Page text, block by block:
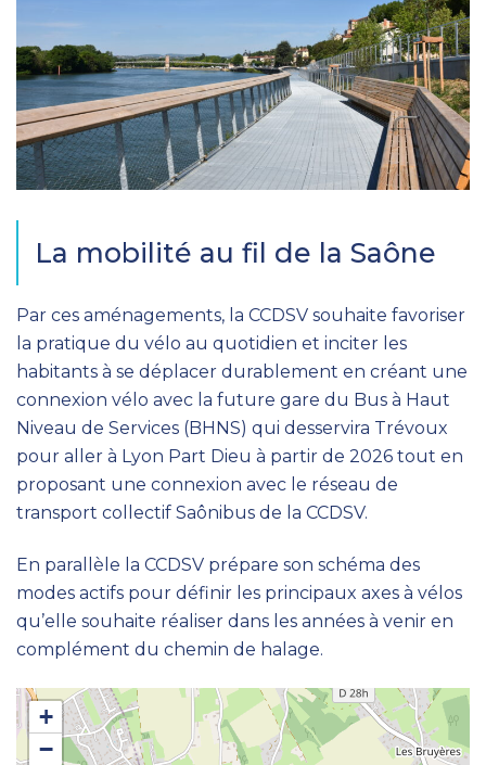
La mobilité au fil de la Saône
Par ces aménagements, la CCDSV souhaite favoriser
la pratique du vélo au quotidien et inciter les
habitants à se déplacer durablement en créant une
connexion vélo avec la future gare du Bus à Haut
Niveau de Services (BHNS) qui desservira Trévoux
pour aller à Lyon Part Dieu à partir de 2026 tout en
proposant une connexion avec le réseau de
transport collectif Saônibus de la CCDSV.
En parallèle la CCDSV prépare son schéma des
modes actifs pour définir les principaux axes à vélos
qu’elle souhaite réaliser dans les années à venir en
complément du chemin de halage.
+
−